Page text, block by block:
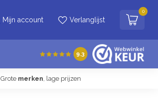
Mijn account Verlanglijst
0
9.3
Grote merken, lage prijzen